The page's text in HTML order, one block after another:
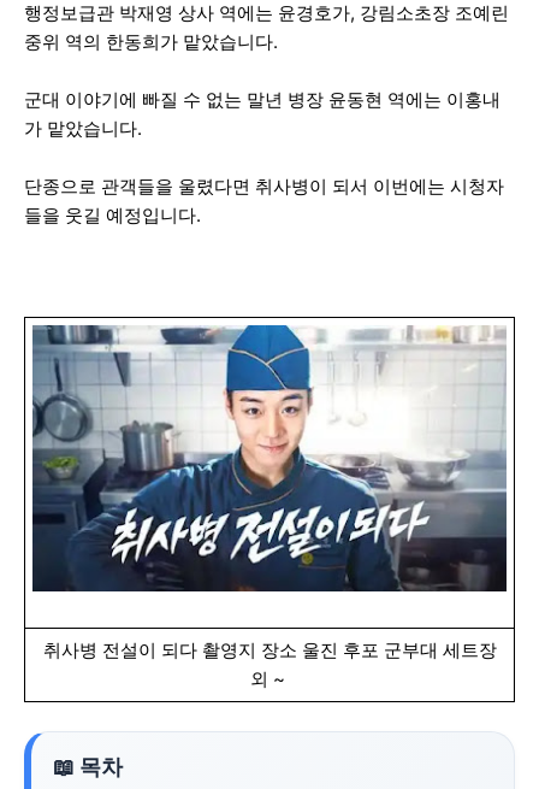
행정보급관 박재영 상사 역에는 윤경호가, 강림소초장 조예린
중위 역의 한동희가 맡았습니다.
군대 이야기에 빠질 수 없는 말년 병장 윤동현 역에는 이홍내
가 맡았습니다.
단종으로 관객들을 울렸다면 취사병이 되서 이번에는 시청자
들을 웃길 예정입니다.
취사병 전설이 되다 촬영지 장소 울진 후포 군부대 세트장
외 ~